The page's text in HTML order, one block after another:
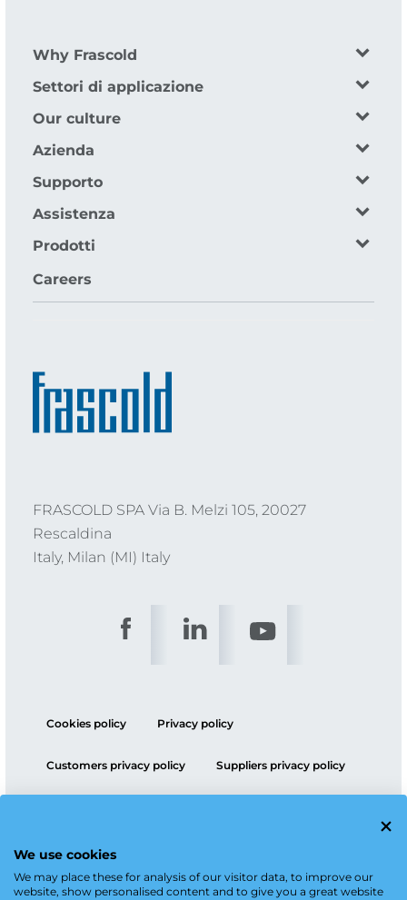
We use cookies
We may place these for analysis of our visitor data, to improve our
website, show personalised content and to give you a great website
Why Frascold
Settori di applicazione
Our culture
Azienda
Supporto
Assistenza
Prodotti
Careers
FRASCOLD SPA Via B. Melzi 105, 20027
Rescaldina
Italy, Milan (MI) Italy
Cookies policy Privacy policy
Customers privacy policy Suppliers privacy policy